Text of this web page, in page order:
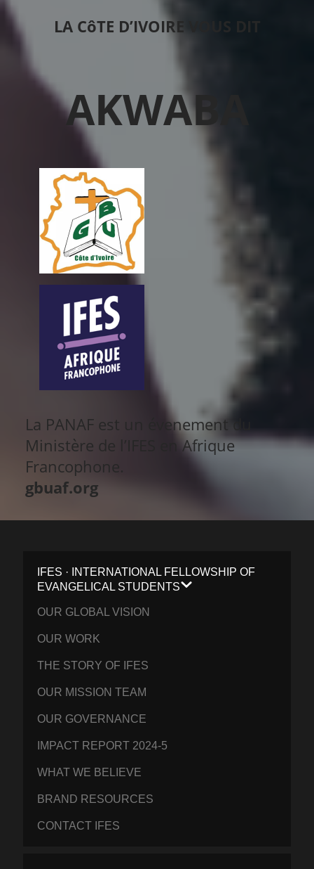
LA CôTE D’IVOIRE VOUS DIT
AKWABA
La PANAF est un évenement du
Ministère de l’IFES en Afrique
Francophone.
gbuaf.org
IFES · INTERNATIONAL FELLOWSHIP OF
EVANGELICAL STUDENTS
OUR GLOBAL VISION
OUR WORK
THE STORY OF IFES
OUR MISSION TEAM
OUR GOVERNANCE
IMPACT REPORT 2024-5
WHAT WE BELIEVE
BRAND RESOURCES
CONTACT IFES